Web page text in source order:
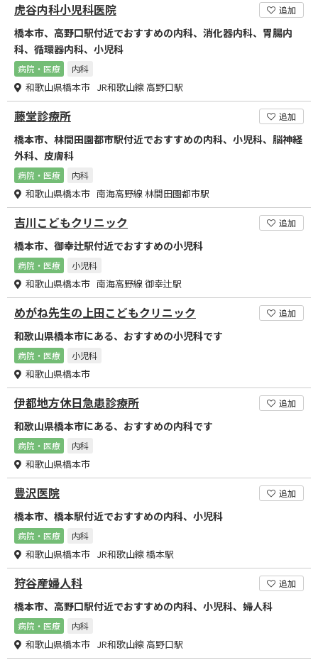
虎谷内科小児科医院 追加
橋本市、高野口駅付近でおすすめの内科、消化器内科、胃腸内
科、循環器内科、小児科
病院・医療 内科
和歌山県橋本市 JR和歌山線 高野口駅
藤堂診療所 追加
橋本市、林間田園都市駅付近でおすすめの内科、小児科、脳神経
外科、皮膚科
病院・医療 内科
和歌山県橋本市 南海高野線 林間田園都市駅
吉川こどもクリニック 追加
橋本市、御幸辻駅付近でおすすめの小児科
病院・医療 小児科
和歌山県橋本市 南海高野線 御幸辻駅
めがね先生の上田こどもクリニック 追加
和歌山県橋本市にある、おすすめの小児科です
病院・医療 小児科
和歌山県橋本市
伊都地方休日急患診療所 追加
和歌山県橋本市にある、おすすめの内科です
病院・医療 内科
和歌山県橋本市
豊沢医院 追加
橋本市、橋本駅付近でおすすめの内科、小児科
病院・医療 内科
和歌山県橋本市 JR和歌山線 橋本駅
狩谷産婦人科 追加
橋本市、高野口駅付近でおすすめの内科、小児科、婦人科
病院・医療 内科
和歌山県橋本市 JR和歌山線 高野口駅